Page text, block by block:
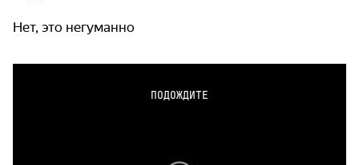
Нет, это негуманно
ПОДОЖДИТЕ